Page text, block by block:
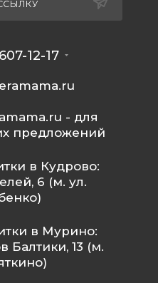
12-17
- для
предложений
в Кудрово:
6 (м. ул.
в Мурино:
Балтики, 13 (м.